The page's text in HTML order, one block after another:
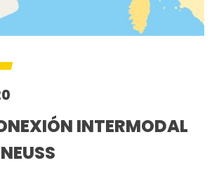
INTERMODAL